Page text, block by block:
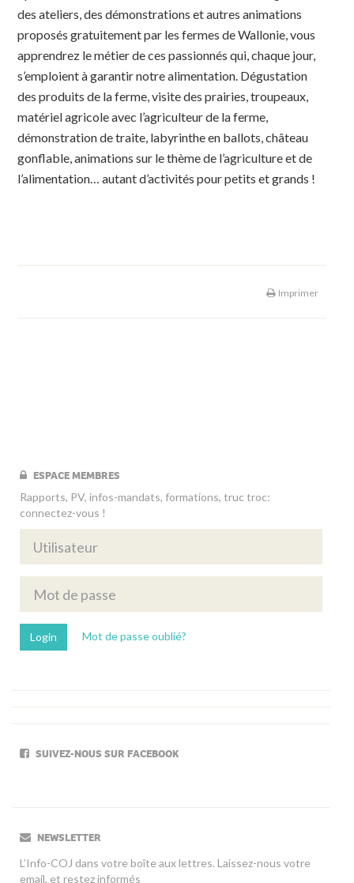
des ateliers, des démonstrations et autres animations
proposés gratuitement par les fermes de Wallonie, vous
apprendrez le métier de ces passionnés qui, chaque jour,
s’emploient à garantir notre alimentation. Dégustation
des produits de la ferme, visite des prairies, troupeaux,
matériel agricole avec l’agriculteur de la ferme,
démonstration de traite, labyrinthe en ballots, château
gonflable, animations sur le thème de l’agriculture et de
l’alimentation… autant d’activités pour petits et grands !
Imprimer
ESPACE MEMBRES
Rapports, PV, infos-mandats, formations, truc troc:
connectez-vous !
Mot de passe oublié?
SUIVEZ-NOUS SUR FACEBOOK
NEWSLETTER
L’Info-COJ dans votre boîte aux lettres. Laissez-nous votre
email, et restez informés